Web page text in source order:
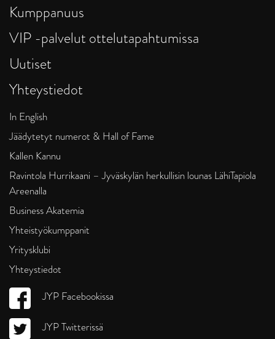
Kumppanuus
VIP -palvelut ottelutapahtumissa
Uutiset
Yhteystiedot
In English
Jäädytetyt numerot & Hall of Fame
Kallen Kannu
Ravintola Hurrikaani – Jyväskylän herkullisin lounas LähiTapiola
Areenalla
Business Akatemia
Yhteistyökumppanit
Yritysklubi
Yhteystiedot
JYP Facebookissa
JYP Twitterissä